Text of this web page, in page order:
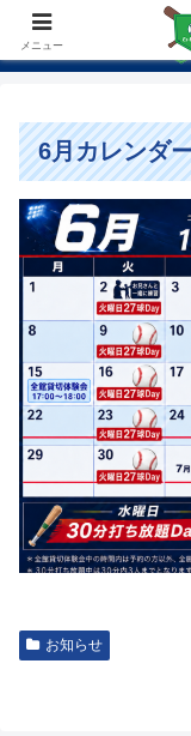
6月カレンダ
お知らせ
メニュー